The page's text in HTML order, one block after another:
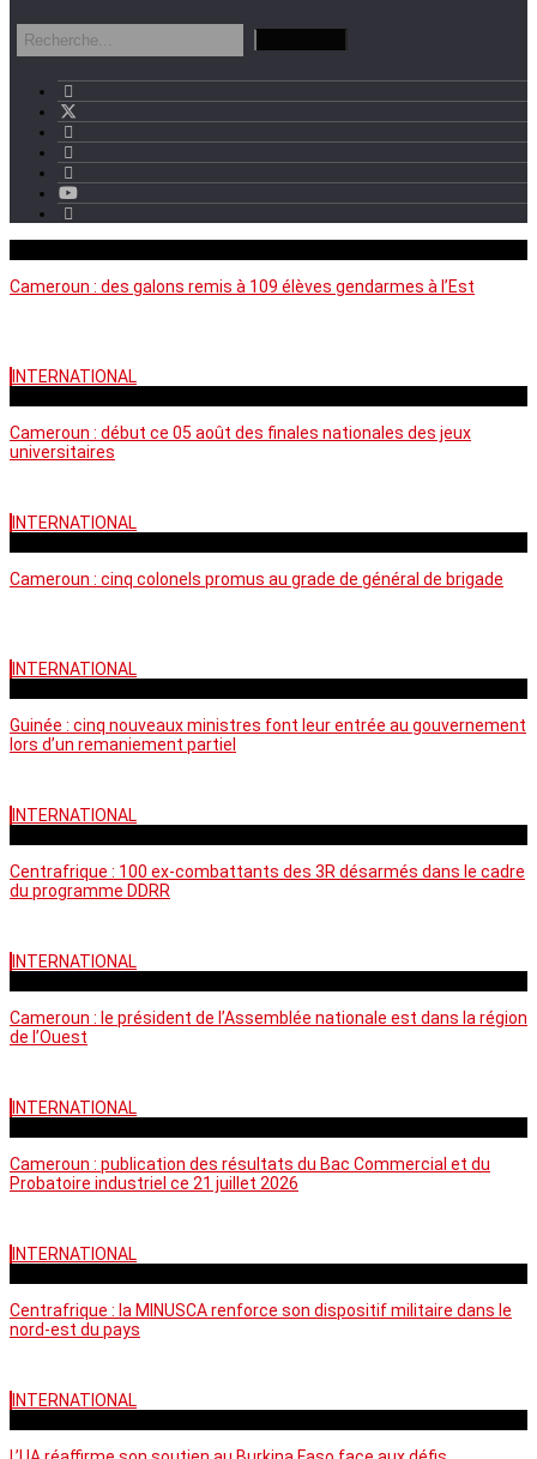
Cameroun : des galons remis à 109 élèves gendarmes à l’Est
INTERNATIONAL
Cameroun : début ce 05 août des finales nationales des jeux
universitaires
INTERNATIONAL
Cameroun : cinq colonels promus au grade de général de brigade
INTERNATIONAL
Guinée : cinq nouveaux ministres font leur entrée au gouvernement
lors d’un remaniement partiel
INTERNATIONAL
Centrafrique : 100 ex-combattants des 3R désarmés dans le cadre
du programme DDRR
INTERNATIONAL
Cameroun : le président de l’Assemblée nationale est dans la région
de l’Ouest
INTERNATIONAL
Cameroun : publication des résultats du Bac Commercial et du
Probatoire industriel ce 21 juillet 2026
INTERNATIONAL
Centrafrique : la MINUSCA renforce son dispositif militaire dans le
nord-est du pays
INTERNATIONAL